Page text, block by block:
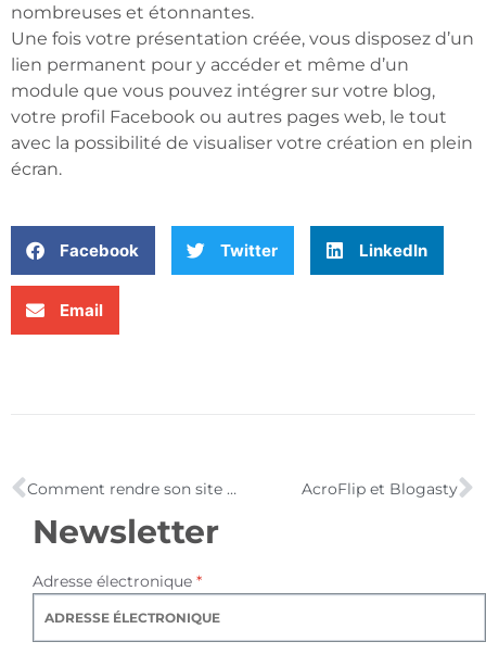
nombreuses et étonnantes.
Une fois votre présentation créée, vous disposez d’un
lien permanent pour y accéder et même d’un
module que vous pouvez intégrer sur votre blog,
votre profil Facebook ou autres pages web, le tout
avec la possibilité de visualiser votre création en plein
écran.
Facebook Twitter LinkedIn
Email
Comment rendre son site web mobile en quelques clics ? AcroFlip et Blogasty
Newsletter
Adresse électronique *